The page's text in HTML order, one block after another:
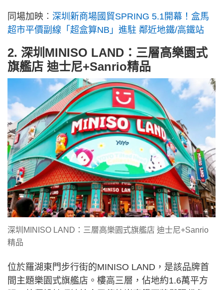
同場加映︰ 深圳新商場國貿SPRING 5.1開幕！盒馬
超市平價副線「超盒算NB」進駐 鄰近地鐵/高鐵站
2. 深圳MINISO LAND：三層高樂園式
旗艦店 迪士尼+Sanrio精品
深圳MINISO LAND：三層高樂園式旗艦店 迪士尼+Sanrio
精品
位於羅湖東門步行街的MINISO LAND，是該品牌首
間主題樂園式旗艦店。樓高三層，佔地約1.6萬平方